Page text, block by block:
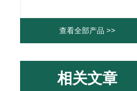
查看全部产品 >>
相关文章